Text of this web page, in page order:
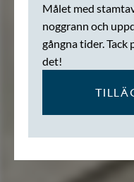
Målet med
noggrann och
gångna tider.
det!